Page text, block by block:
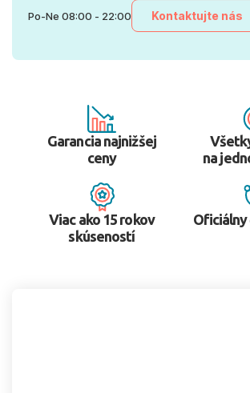
Po-Ne 08:00 - 22:00 Kontaktujte nás
Garancia najnižšej
ceny
na
Viac ako 15 rokov
skúseností
Oficiálny